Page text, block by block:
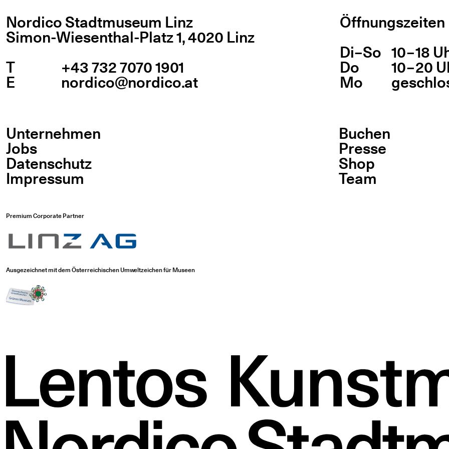
Nordico Stadtmuseum Linz
Simon-Wiesenthal-Platz 1,4020 Linz
T
+43 732 7070 1901
E nordico@nordico.at
Öffnungszeiten
Wochentag
Di–So 10 – 18
Do 10 – 20
Mo
Unternehmen
Jobs
Datenschutz
Impressum
Buchen
Presse
Shop
Team
Premium Corporate Partner
Ausgezeichnet mit dem Österreichischen Umweltzeichen für Museen